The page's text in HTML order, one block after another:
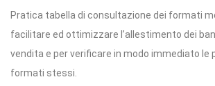
Pratica tabella di consultazione dei formati
facilitare ed ottimizzare l’allestimento dei
vendita e per verificare in modo immediato le
formati stessi.